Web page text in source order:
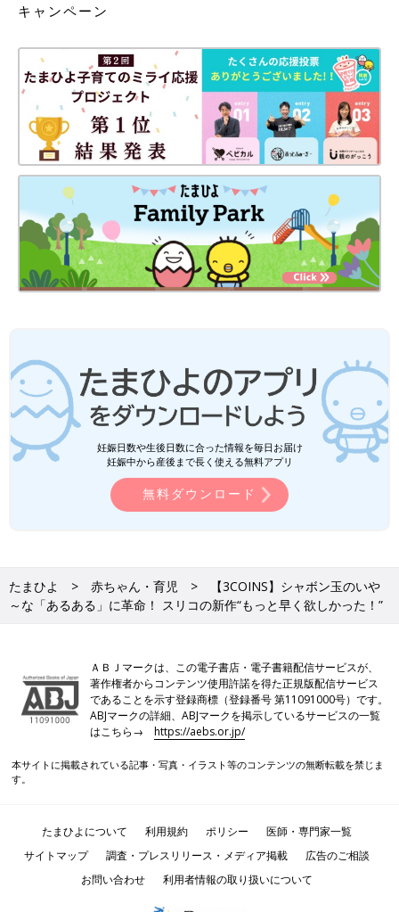
キャンペーン
妊娠日数や生後日数に合った情報を毎日お届け
妊娠中から産後まで長く使える無料アプリ
無料ダウンロード
たまひよ 赤ちゃん・育児
【3COINS】シャボン玉のいや
～な「あるある」に革命！ スリコの新作“もっと早く欲しかった！”
ＡＢＪマークは、この電子書店・電子書籍配信サービスが、
著作権者からコンテンツ使用許諾を得た正規版配信サービス
であることを示す登録商標（登録番号 第11091000号）です。
ABJマークの詳細、ABJマークを掲示しているサービスの一覧
はこちら→https://aebs.or.jp/
本サイトに掲載されている記事・写真・イラスト等のコンテンツの無断転載を禁じま
す。
たまひよについて 利用規約 ポリシー
医師・専門家一覧
サイトマップ
調査・プレスリリース・メディア掲載
広告のご相談
お問い合わせ
利用者情報の取り扱いについて